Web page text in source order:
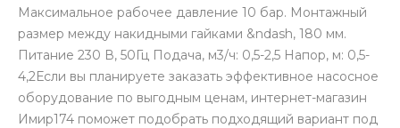
Максимальное рабочее давление 10 бар. Монтажный
размер между накидными гайками &ndash, 180 мм.
Питание 230 В, 50Гц Подача, м3/ч: 0,5-2,5 Напор, м: 0,5-
4,2Если вы планируете заказать эффективное насосное
оборудование по выгодным ценам, интернет-магазин
Имир174 поможет подобрать подходящий вариант под